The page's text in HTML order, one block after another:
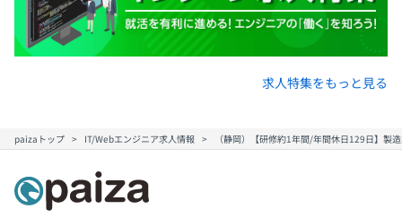
求人特集をもっと見る
paizaトップ IT/Webエンジニア求人情報 （静岡）【研修約1年間/年間休日129日】製